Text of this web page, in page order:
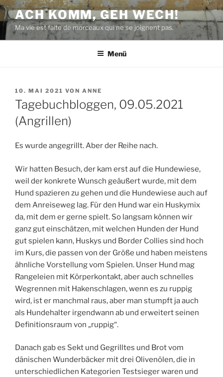
Zum
Inhalt
springen
ACH KOMM, GEH WECH!
Ma vie est faite de morceaux qui ne se joignent pas.
Menü
VERÖFFENTLICHT
AM
10. MAI 2021 VON ANNE
Tagebuchbloggen, 09.05.2021
(Angrillen)
Es wurde angegrillt. Aber der Reihe nach.
Wir hatten Besuch, der kam erst auf die Hundewiese,
weil der konkrete Wunsch geäußert wurde, mit dem
Hund spazieren zu gehen und die Hundewiese auch auf
dem Anreiseweg lag. Für den Hund war ein Huskymix
da, mit dem er gerne spielt. So langsam können wir
ganz gut einschätzen, mit welchen Hunden der Hund
gut spielen kann, Huskys und Border Collies sind hoch
im Kurs, die passen von der Größe und haben meistens
ähnliche Vorstellung vom Spielen. Unser Hund mag
Rangeleien mit Körperkontakt, aber auch schnelles
Wegrennen mit Hakenschlagen, wenn es zu ruppig
wird, ist er manchmal raus, aber man stumpft ja auch
als Hundehalter irgendwann ab und erweitert seinen
Definitionsraum von „ruppig“.
Danach gab es Sekt und Gegrilltes und Brot vom
dänischen Wunderbäcker mit drei Olivenölen, die in
unterschiedlichen Kategorien Testsieger waren und